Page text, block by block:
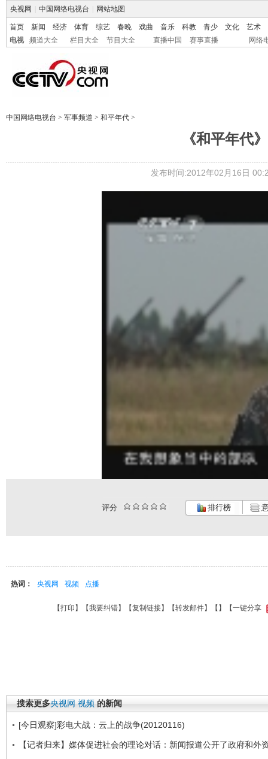
央视网 中国网络电视台 网站地图
首页 新闻 经济 体育 综艺 春晚 戏曲 音乐 科教 青少 文化
艺术
电视
频道大全 栏目大全 节目大全 直播中国 赛事直播 网络
中国网络电视台 > 军事频道 > 和平年代 >
《和平年代
发布时间:2012年02月16日
评分 排行榜
热词： 央视网 视频 点播
【打印 】【我要纠错】【复制链接】【转发邮件】【 】 【一键分享
搜索更多央视网 视频 的新闻
[今日观察]彩电大战：云上的战争(20120116)
【记者归来】媒体促进社会的理论对话：新闻报道公开了政府和外